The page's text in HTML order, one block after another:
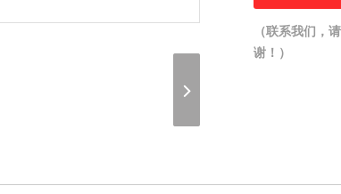
（联系我们，
谢！）